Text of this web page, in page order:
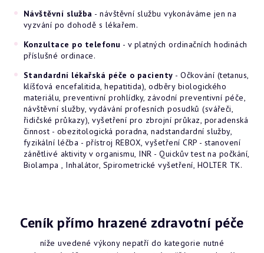
Návštěvní služba - návštěvní službu vykonáváme jen na
vyzvání po dohodě s lékařem.
Konzultace po telefonu - v platných ordinačních hodinách
příslušné ordinace.
Standardní lékařská péče o pacienty - Očkování (tetanus,
klíšťová encefalitida, hepatitida), odběry biologického
materiálu, preventivní prohlídky, závodní preventivní péče,
návštěvní služby, vydávání profesních posudků (svářeči,
řidičské průkazy), vyšetření pro zbrojní průkaz, poradenská
činnost - obezitologická poradna, nadstandardní služby,
fyzikální léčba - přístroj REBOX, vyšetření CRP - stanovení
zánětlivé aktivity v organismu, INR - Quickův test na počkání,
Biolampa , Inhalátor, Spirometrické vyšetření, HOLTER TK.
Ceník přímo hrazené zdravotní péče
níže uvedené výkony nepatří do kategorie nutné